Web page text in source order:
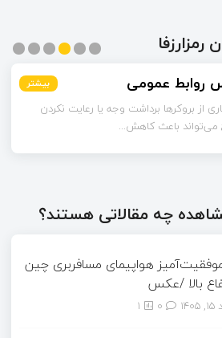
بیشتر
بیشتر روابط عمومی بیشتر
از بروکرها برداشت وجه یا رعایت نکردن
می‌تواند باعث کاهش...
بیشتر
بیشتر
بیشتر
چه مقالاتی هستند؟
موفقیت‌آمیز هواپیمای مسافربری چین
بالا /عکس
1